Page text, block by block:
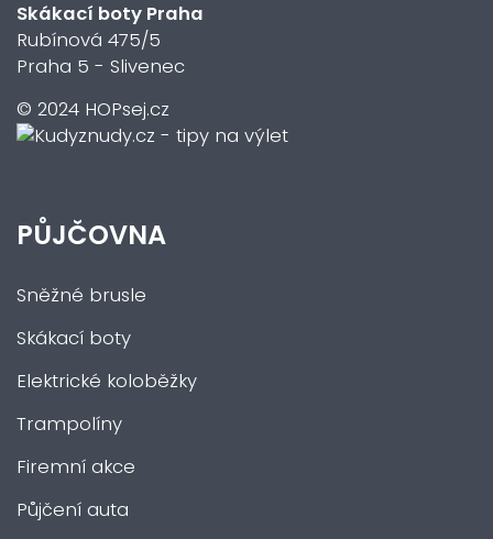
Skákací boty Praha
Rubínová 475/5
Praha 5 - Slivenec
© 2024 HOPsej.cz
PŮJČOVNA
Sněžné brusle
Skákací boty
Elektrické koloběžky
Trampolíny
Firemní akce
Půjčení auta